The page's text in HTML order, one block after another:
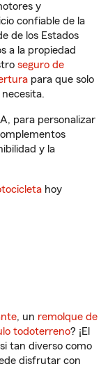
y
confiable de la
de los Estados
a la propiedad
seguro de
para que solo
para personalizar
y la
hoy
, un remolque de
todoterreno? ¡El
tan diverso como
disfrutar con